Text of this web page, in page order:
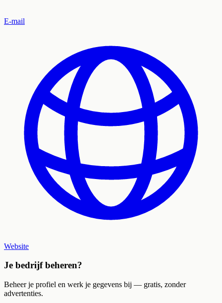
E-mail
Website
Je bedrijf beheren?
Beheer je profiel en werk je gegevens bij — gratis, zonder
advertenties.